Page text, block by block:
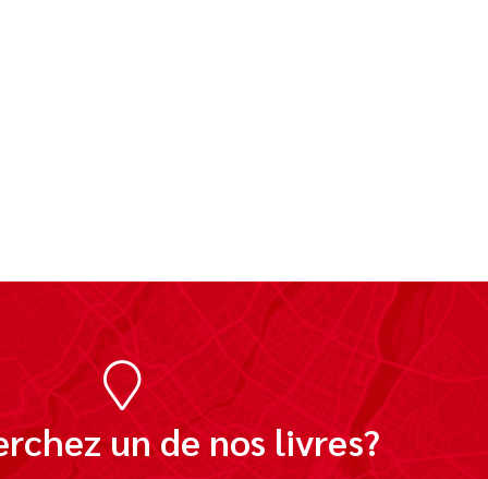
un de nos livres?